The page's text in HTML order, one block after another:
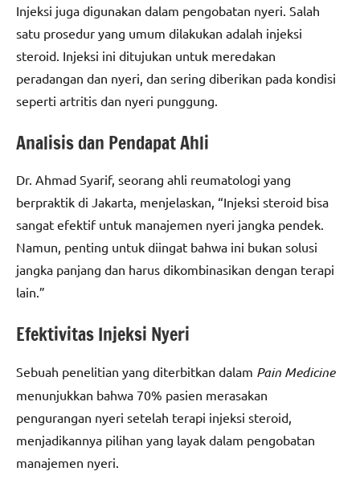
Injeksi juga digunakan dalam pengobatan nyeri. Salah
satu prosedur yang umum dilakukan adalah injeksi
steroid. Injeksi ini ditujukan untuk meredakan
peradangan dan nyeri, dan sering diberikan pada kondisi
seperti artritis dan nyeri punggung.
Analisis dan Pendapat Ahli
Dr. Ahmad Syarif, seorang ahli reumatologi yang
berpraktik di Jakarta, menjelaskan, “Injeksi steroid bisa
sangat efektif untuk manajemen nyeri jangka pendek.
Namun, penting untuk diingat bahwa ini bukan solusi
jangka panjang dan harus dikombinasikan dengan terapi
lain.”
Efektivitas Injeksi Nyeri
Sebuah penelitian yang diterbitkan dalam Pain Medicine
menunjukkan bahwa 70% pasien merasakan
pengurangan nyeri setelah terapi injeksi steroid,
menjadikannya pilihan yang layak dalam pengobatan
manajemen nyeri.